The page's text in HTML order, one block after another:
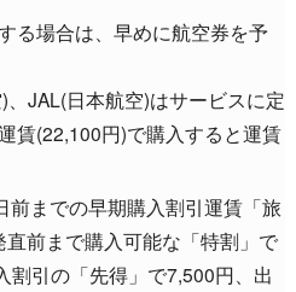
る場合は、早めに航空券を予
JAL(日本航空)はサービスに定
賃(22,100円)で購入すると運賃
前までの早期購入割引運賃「旅
前まで購入可能な「特割」で
割引の「先得」で7,500円、出